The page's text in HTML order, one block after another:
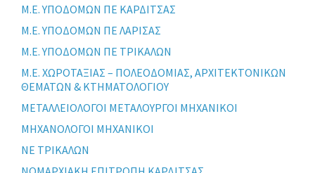
Μ.Ε. ΥΠΟΔΟΜΩΝ ΠΕ ΚΑΡΔΙΤΣΑΣ
Μ.Ε. ΥΠΟΔΟΜΩΝ ΠΕ ΛΑΡΙΣΑΣ
Μ.Ε. ΥΠΟΔΟΜΩΝ ΠΕ ΤΡΙΚΑΛΩΝ
Μ.Ε. ΧΩΡΟΤΑΞΙΑΣ – ΠΟΛΕΟΔΟΜΙΑΣ, ΑΡΧΙΤΕΚΤΟΝΙΚΩΝ
ΘΕΜΑΤΩΝ & ΚΤΗΜΑΤΟΛΟΓΙΟΥ
ΜΕΤΑΛΛΕΙΟΛΟΓΟΙ ΜΕΤΑΛΟΥΡΓΟΙ ΜΗΧΑΝΙΚΟΙ
ΜΗΧΑΝΟΛΟΓΟΙ ΜΗΧΑΝΙΚΟΙ
ΝΕ ΤΡΙΚΑΛΩΝ